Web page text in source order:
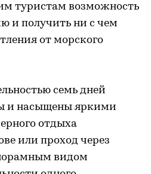
туристам возможность
и получить ни с чем
от морского
семь дней
и насыщены яркими
отдыха
или проход через
видом